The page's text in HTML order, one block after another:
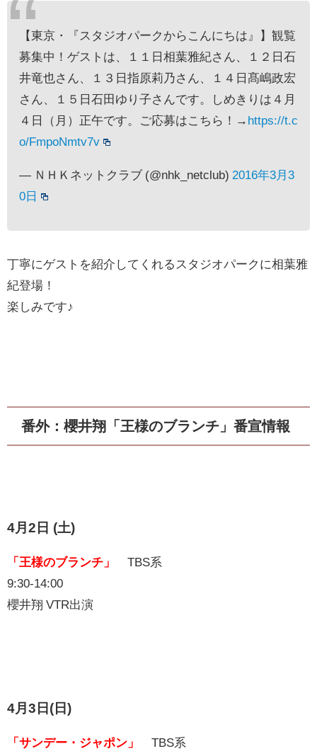
【東京・『スタジオパークからこんにちは』】観覧
募集中！ゲストは、１１日相葉雅紀さん、１２日石
井竜也さん、１３日指原莉乃さん、１４日髙嶋政宏
さん、１５日石田ゆり子さんです。しめきりは４月
４日（月）正午です。ご応募はこちら！→ https://t.c
o/FmpoNmtv7v
— ＮＨＫネットクラブ (@nhk_netclub) 2016年3月3
0日
丁寧にゲストを紹介してくれるスタジオパークに相葉雅
紀登場！
楽しみです♪
番外：櫻井翔「王様のブランチ」番宣情報
4月2日 (土)
「王様のブランチ」
TBS系
9:30-14:00
櫻井翔 VTR出演
4月3日(日)
「サンデー・ジャポン」
TBS系